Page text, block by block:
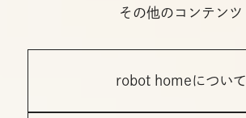
その他のコンテンツ
robot homeについて